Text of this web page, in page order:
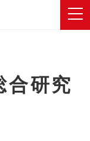
合研究